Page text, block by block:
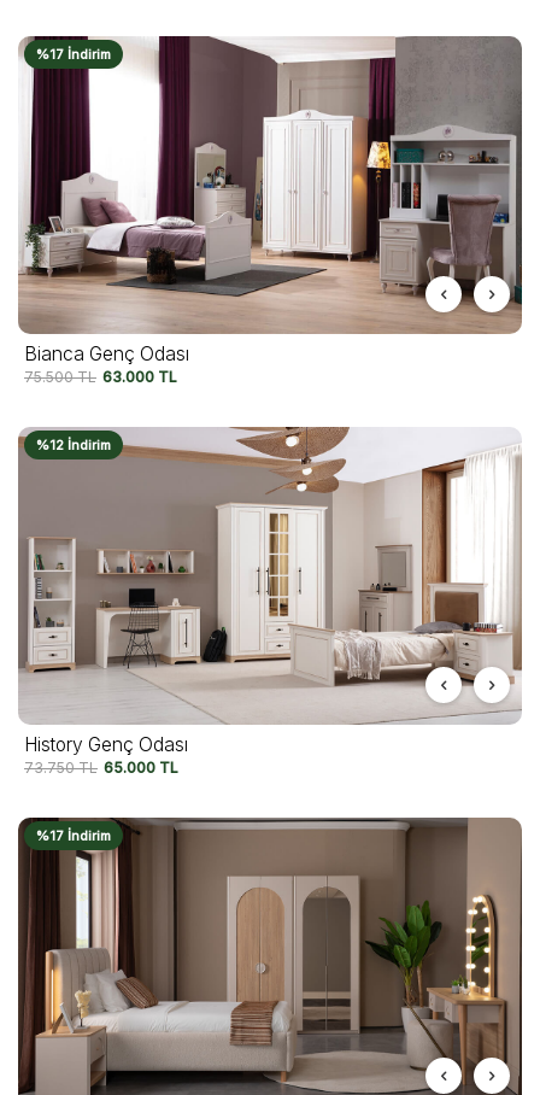
%17 İndirim
Bianca Genç Odası
75.500TL 63.000 TL
%12 İndirim
History Genç Odası
73.750TL 65.000 TL
%17 İndirim